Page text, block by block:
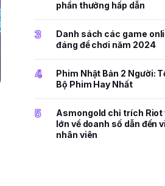
phần thưởng hấp dẫn
3
Danh sách các game
đáng để chơi năm 2024
4
Phim Nhật Bản 2 Người:
Bộ Phim Hay Nhất
5
Asmongold chỉ trích Riot
lớn về doanh số dẫn đến
nhân viên